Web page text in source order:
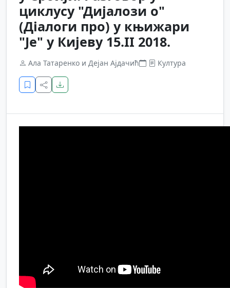
циклусу "Дијалози о"
(Діалоги про) у књижари
"Је" у Кијеву 15.II 2018.
Ала Татаренко и Дејан Ајдачић Култура